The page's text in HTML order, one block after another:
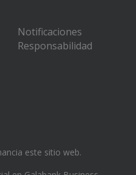
Notificaciones
Responsabilidad
este sitio web.